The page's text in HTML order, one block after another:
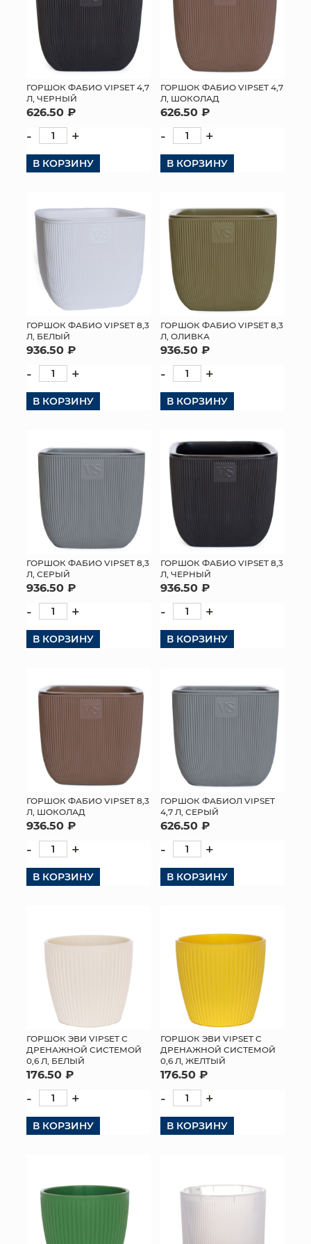
ГОРШОК ФАБИО VIPSET 4,7
Л, ЧЕРНЫЙ
626.50 ₽
- +
В КОРЗИНУ
ГОРШОК ФАБИО VIPSET 4,7
Л, ШОКОЛАД
626.50 ₽
- +
В КОРЗИНУ
ГОРШОК ФАБИО VIPSET 8,3
Л, БЕЛЫЙ
936.50 ₽
- +
В КОРЗИНУ
ГОРШОК ФАБИО VIPSET 8,3
Л, ОЛИВКА
936.50 ₽
- +
В КОРЗИНУ
ГОРШОК ФАБИО VIPSET 8,3
Л, СЕРЫЙ
936.50 ₽
- +
В КОРЗИНУ
ГОРШОК ФАБИО VIPSET 8,3
Л, ЧЕРНЫЙ
936.50 ₽
- +
В КОРЗИНУ
ГОРШОК ФАБИО VIPSET 8,3
Л, ШОКОЛАД
936.50 ₽
- +
В КОРЗИНУ
ГОРШОК ФАБИОЛ VIPSET
4,7 Л, СЕРЫЙ
626.50 ₽
- +
В КОРЗИНУ
ГОРШОК ЭВИ VIPSET С
ДРЕНАЖНОЙ СИСТЕМОЙ
0,6 Л, БЕЛЫЙ
176.50 ₽
- +
В КОРЗИНУ
ГОРШОК ЭВИ VIPSET С
ДРЕНАЖНОЙ СИСТЕМОЙ
0,6 Л, ЖЕЛТЫЙ
176.50 ₽
- +
В КОРЗИНУ